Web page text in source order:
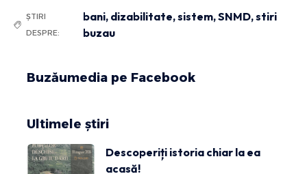
ȘTIRI
DESPRE:
bani, dizabilitate,sistem,SNMD,stiri
buzau
Buzăumedia pe Facebook
Ultimele știri
Descoperiți istoria chiar la ea
acasă!